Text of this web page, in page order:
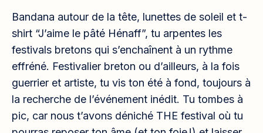
Bandana autour de la tête, lunettes de soleil et t-
shirt “J’aime le pâté Hénaff”, tu arpentes les
festivals bretons qui s’enchaînent à un rythme
effréné. Festivalier breton ou d’ailleurs, à la fois
guerrier et artiste, tu vis ton été à fond, toujours à
la recherche de l’événement inédit. Tu tombes à
pic, car nous t’avons déniché THE festival où tu